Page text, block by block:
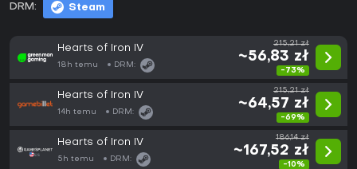
DRM: Steam
Hearts of Iron IV
18h temu DRM:
215,21 zł
~56,83 zł
-73%
Hearts of Iron IV
14h temu DRM:
215,21 zł
~64,57 zł
-69%
Hearts of Iron IV
5h temu DRM:
186,14 zł
~167,52 zł
-10%